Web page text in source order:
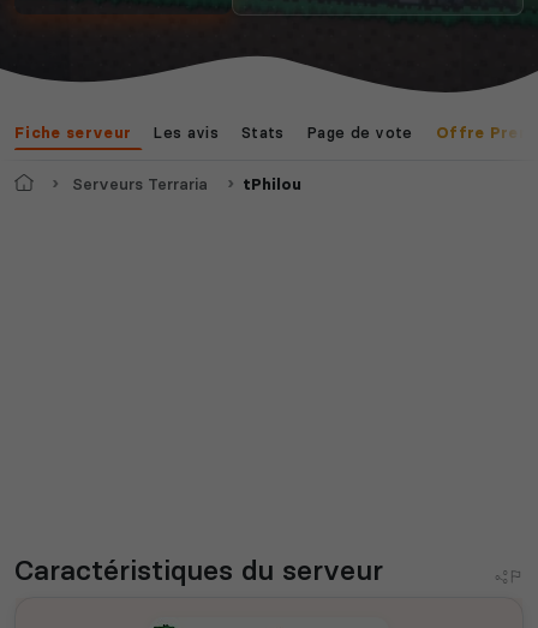
Fiche serveur Les avis Stats Page de vote Offre
AccueilServeurs Terraria tPhilou
Caractéristiques du serveur